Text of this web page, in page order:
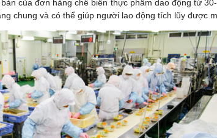
của đơn hàng chế biến thực phẩm dao động từ
chung và có thể giúp người lao động tích lũy được